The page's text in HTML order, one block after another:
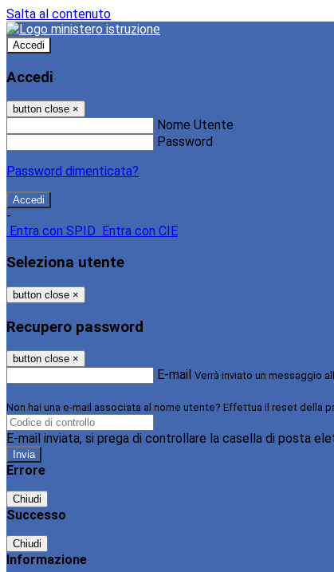
Salta al contenuto
Accedi
Accedi
button close ×
Nome Utente
Password
Password dimenticata?
-
Entra con SPID
Entra con CIE
Seleziona utente
button close ×
Recupero password
button close ×
E-mail Verrà inviato un messaggio
Non hai una e-mail associata al nome utente? Effettua il reset della
E-mail inviata, si prega di controllare la casella di posta
Errore
Chiudi
Successo
Chiudi
Informazione